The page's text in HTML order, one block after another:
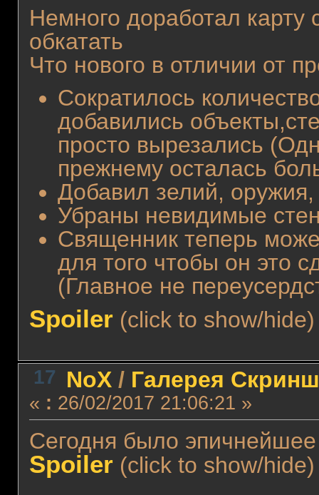
Немного доработал
обкатать
Что нового в отличии от
Сократилось
добавились
просто вырезались
прежнему осталась
Добавил зелий,
Убраны невидимые
Священник теперь
для того чтобы он это
(Главное не
Spoiler (click to show/hide)
17 NoX/ Галерея
« : 26/02/2017 21:06:21 »
Сегодня было
Spoiler (click to show/hide)